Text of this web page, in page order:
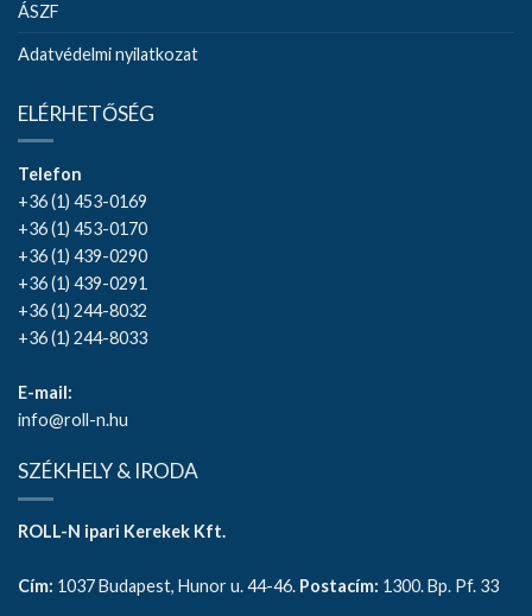
ÁSZF
Adatvédelmi nyilatkozat
ELÉRHETŐSÉG
Telefon
+36 (1) 453-0169
+36 (1) 453-0170
+36 (1) 439-0290
+36 (1) 439-0291
+36 (1) 244-8032
+36 (1) 244-8033
E-mail:
info@roll-n.hu
SZÉKHELY & IRODA
ROLL-N ipari Kerekek Kft.
Cím: 1037 Budapest, Hunor u. 44-46. Postacím: 1300. Bp. Pf. 33